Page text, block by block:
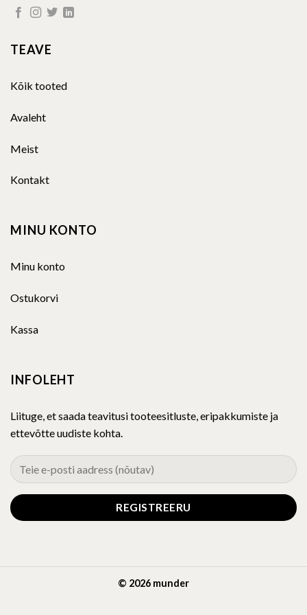
TEAVE
Kõik tooted
Avaleht
Meist
Kontakt
MINU KONTO
Minu konto
Ostukorvi
Kassa
INFOLEHT
Liituge, et saada teavitusi tooteesitluste, eripakkumiste ja
ettevõtte uudiste kohta.
© 2026 munder